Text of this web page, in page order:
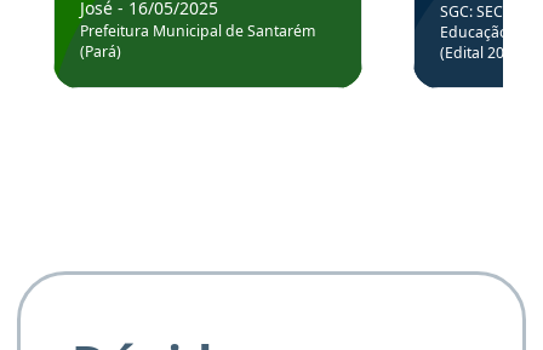
Hoje estou atuando na
Prefeitura de Santarém.
José - 16/05/2025
Prefeitura Municipal de Santarém
(Pará)
através
de
SGC: SEC BA
Educação
(Edital